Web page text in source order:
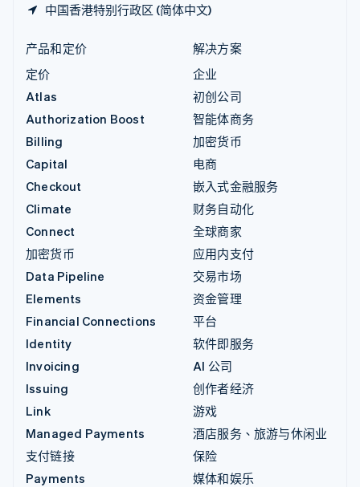
中国香港特别行政区 (简体中文)
产品和定价
定价
Atlas
Authorization Boost
Billing
Capital
Checkout
Climate
Connect
加密货币
Data Pipeline
Elements
Financial Connections
Identity
Invoicing
Issuing
Link
Managed Payments
支付链接
Payments
解决方案
企业
初创公司
智能体商务
加密货币
电商
嵌入式金融服务
财务自动化
全球商家
应用内支付
交易市场
资金管理
平台
软件即服务
AI 公司
创作者经济
游戏
酒店服务、旅游与休闲业
保险
媒体和娱乐